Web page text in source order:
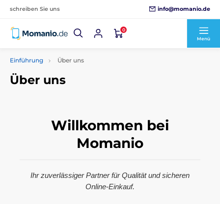
schreiben Sie uns info@momanio.de
0
Menü
Einführung Über uns
Über uns
Willkommen bei
Momanio
Ihr zuverlässiger Partner für Qualität und sicheren
Online-Einkauf.